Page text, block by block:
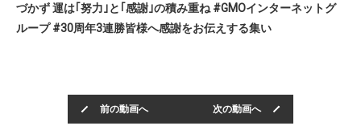
づかず 運は｢努力｣と｢感謝｣の積み重ね #GMOインターネットグ
ループ #30周年3連勝皆様へ感謝をお伝えする集い
前の動画へ 次の動画へ